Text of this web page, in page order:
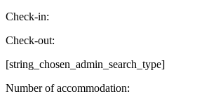
Check-in:
Check-out:
[string_chosen_admin_search_type]
Number of accommodation: